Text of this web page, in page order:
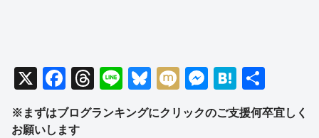
X
F
a
c
T
hr
e
Li
n
e
Bl
e
M
ixi
M
ss
H
at
e
有
※まずはブログランキングにクリックのご支援何卒宜しく
お願いします